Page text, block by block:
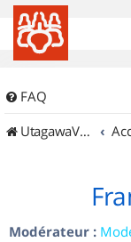
FAQ
UtagawaVTT (Randos VTT et VTTAE avec traces GPS)
Modérateur :